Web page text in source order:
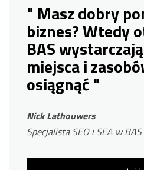
" Masz dobry
biznes? Wtedy
BAS
miejsca i
osiągnąć "
Nick Lathouwers
Specjalista SEO i SEA w